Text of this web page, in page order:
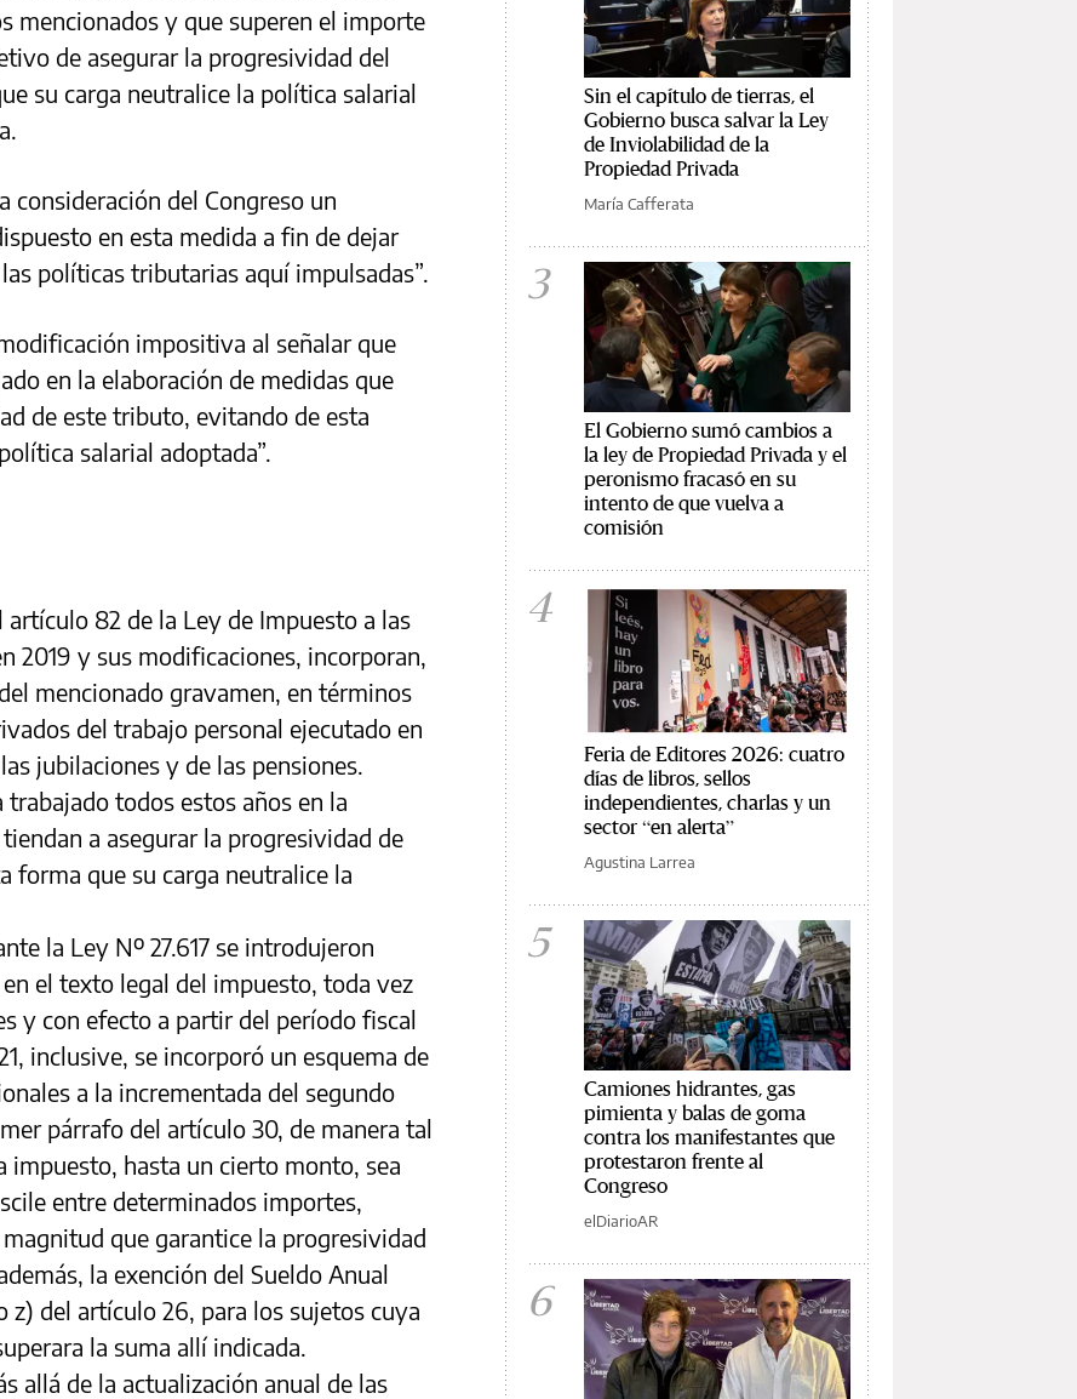
mencionados y que superen el importe
de asegurar la progresividad del
su carga neutralice la política salarial
consideración del Congreso un
en esta medida a fin de dejar
políticas tributarias aquí impulsadas”.
impositiva al señalar que
en la elaboración de medidas que
de este tributo, evitando de esta
salarial adoptada”.
artículo 82 de la Ley de Impuesto a las
2019 y sus modificaciones, incorporan,
mencionado gravamen, en términos
del trabajo personal ejecutado en
jubilaciones y de las pensiones.
todos estos años en la
a asegurar la progresividad de
forma que su carga neutralice la
la Ley Nº 27.617 se introdujeron
el texto legal del impuesto, toda vez
y con efecto a partir del período fiscal
inclusive, se incorporó un esquema de
a la incrementada del segundo
párrafo del artículo 30, de manera tal
impuesto, hasta un cierto monto, sea
entre determinados importes,
que garantice la progresividad
la exención del Sueldo Anual
z) del artículo 26, para los sujetos cuya
la suma allí indicada.
allá de la actualización anual de las
Sin el capítulo de tierras, el
Gobierno busca salvar la Ley
de Inviolabilidad de la
Propiedad Privada
María Cafferata
3
El Gobierno sumó cambios a
la ley de Propiedad Privada y el
peronismo fracasó en su
intento de que vuelva a
comisión
4
Feria de Editores 2026: cuatro
días de libros, sellos
independientes, charlas y un
sector “en alerta”
Agustina Larrea
5
Camiones hidrantes, gas
pimienta y balas de goma
contra los manifestantes que
protestaron frente al
Congreso
elDiarioAR
6